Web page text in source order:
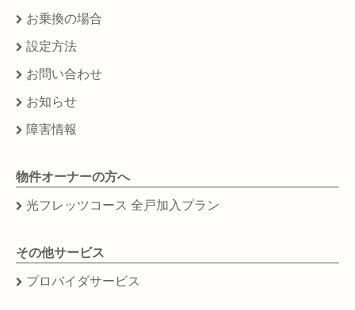
お乗換の場合
設定方法
お問い合わせ
お知らせ
障害情報
物件オーナーの方へ
光フレッツコース 全戸加入プラン
その他サービス
プロバイダサービス